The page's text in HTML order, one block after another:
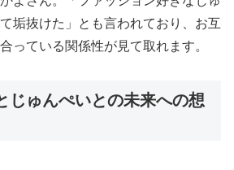
垢抜けた」とも言われており、お互
っている関係性が見て取れます。
じゅんぺいとの未来への想